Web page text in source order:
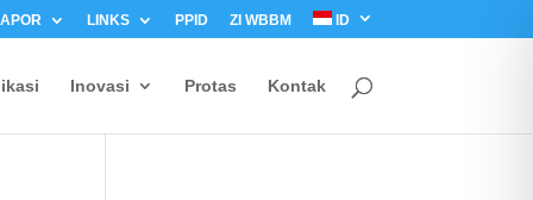
LINKS PPID ZI WBBM ID
Inovasi Protas Kontak